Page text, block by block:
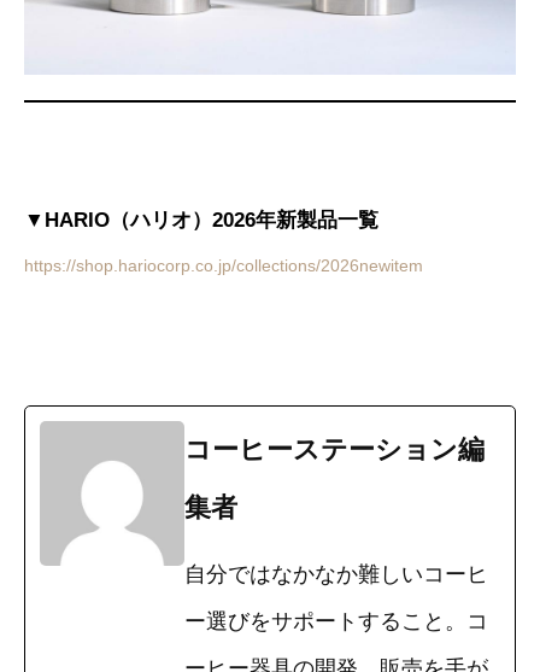
▼HARIO（ハリオ）2026年新製品一覧
https://shop.hariocorp.co.jp/collections/2026newitem
コーヒーステーション編
集者
自分ではなかなか難しいコーヒ
ー選びをサポートすること。コ